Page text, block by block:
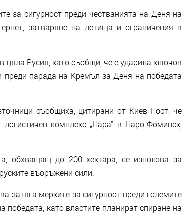
за сигурност преди честванията на Деня на
затваряне на летища и ограничения в
цяла Русия, като съобщи, че е ударила ключов
преди парада на Кремъл за Деня на победата
съобщиха, цитирани от Киев Пост, че
комплекс „Нара“ в Наро-Фоминск,
обхващащ до 200 хектара, се използва за
въоръжени сили.
затяга мерките за сигурност преди големите
като властите планират спиране на